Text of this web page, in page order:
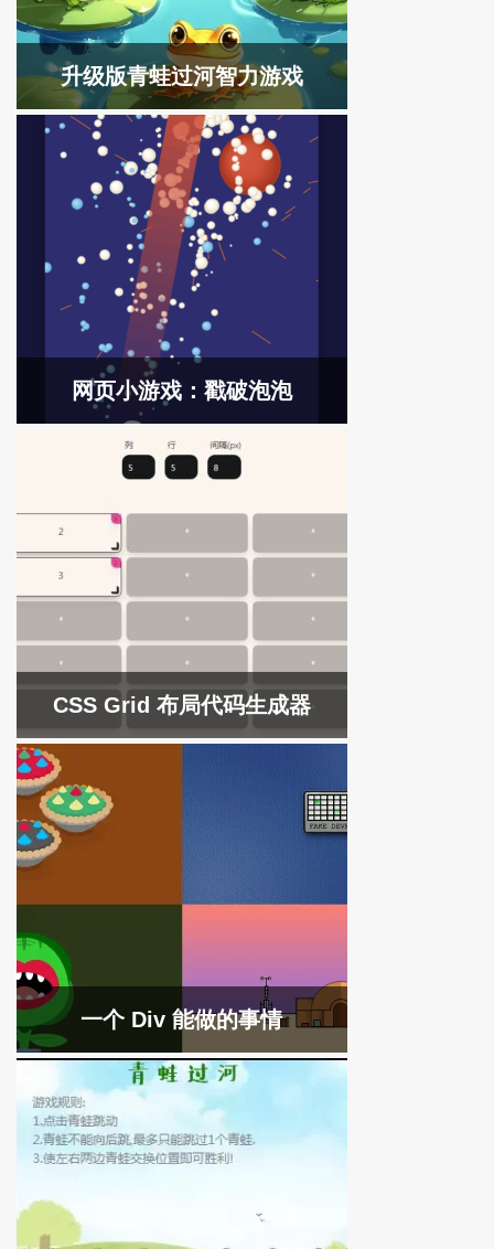
升级版青蛙过河智力游戏
网页小游戏：戳破泡泡
CSS Grid 布局代码生成器
一个 Div 能做的事情